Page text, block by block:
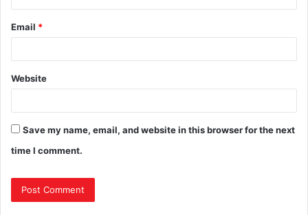
Email *
Website
Save my name, email, and website in this browser for the next
time I comment.